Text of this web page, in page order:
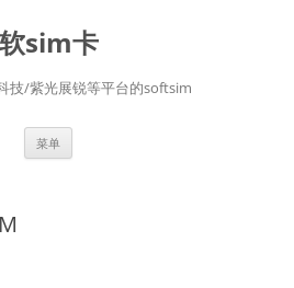
软sim卡
技/紫光展锐等平台的softsim
菜单